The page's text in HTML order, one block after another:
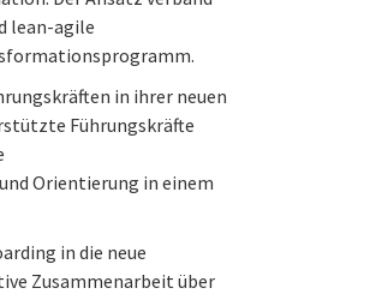
lean-agile
in ihrer neuen
Führungskräfte
Orientierung in einem
in die neue
Zusammenarbeit über